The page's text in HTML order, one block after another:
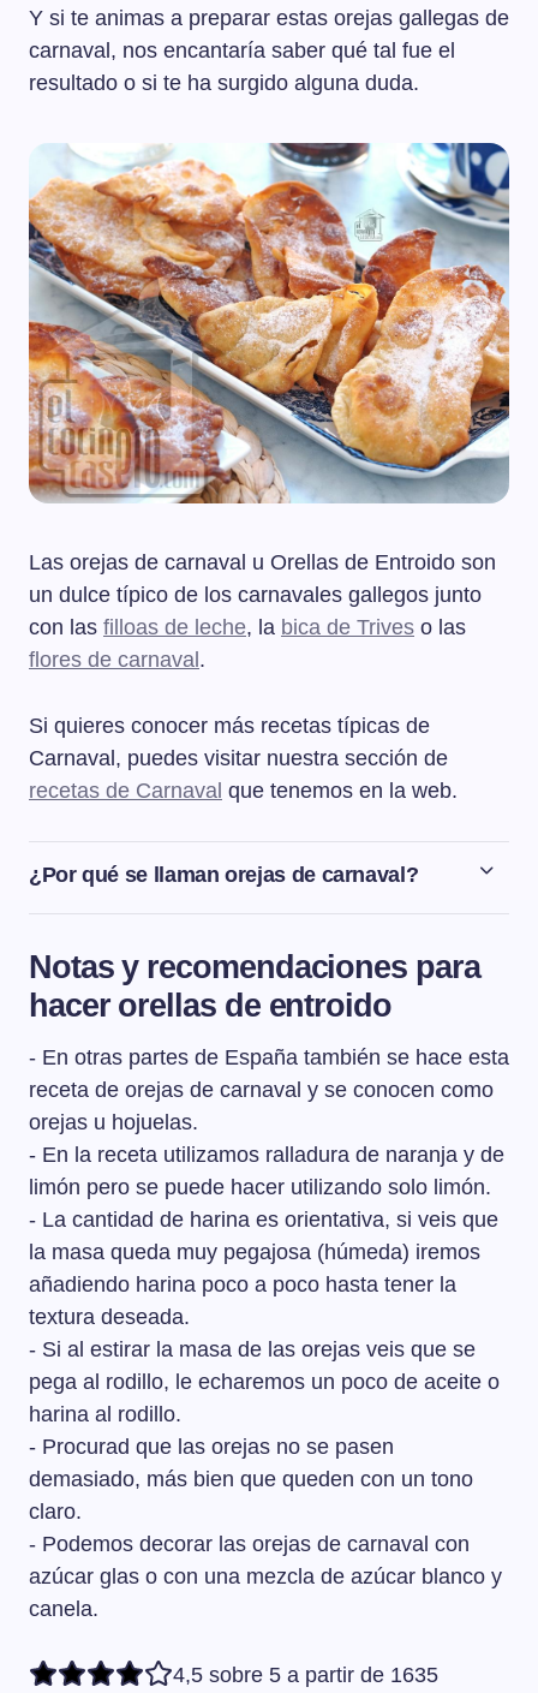
Y si te animas a preparar estas orejas gallegas de
carnaval, nos encantaría saber qué tal fue el
resultado o si te ha surgido alguna duda.
Las orejas de carnaval u Orellas de Entroido son
un dulce típico de los carnavales gallegos junto
con las filloas de leche, la bica de Trives o las
flores de carnaval .
Si quieres conocer más recetas típicas de
Carnaval, puedes visitar nuestra sección de
recetas de Carnaval que tenemos en la web.
¿Por qué se llaman orejas de carnaval?
Las orejas de carnaval se llaman así porque tienen
meten a freír en la sartén, presionando la masa por la
mitad contra el borde de la sartén.
Notas y recomendaciones para
hacer orellas de entroido
- En otras partes de España también se hace esta
receta de orejas de carnaval y se conocen como
orejas u hojuelas.
- En la receta utilizamos ralladura de naranja y de
limón pero se puede hacer utilizando solo limón.
- La cantidad de harina es orientativa, si veis que
la masa queda muy pegajosa (húmeda) iremos
añadiendo harina poco a poco hasta tener la
textura deseada.
- Si al estirar la masa de las orejas veis que se
pega al rodillo, le echaremos un poco de aceite o
harina al rodillo.
- Procurad que las orejas no se pasen
demasiado, más bien que queden con un tono
claro.
- Podemos decorar las orejas de carnaval con
azúcar glas o con una mezcla de azúcar blanco y
canela.
4,5 sobre 5 a partir de 1635